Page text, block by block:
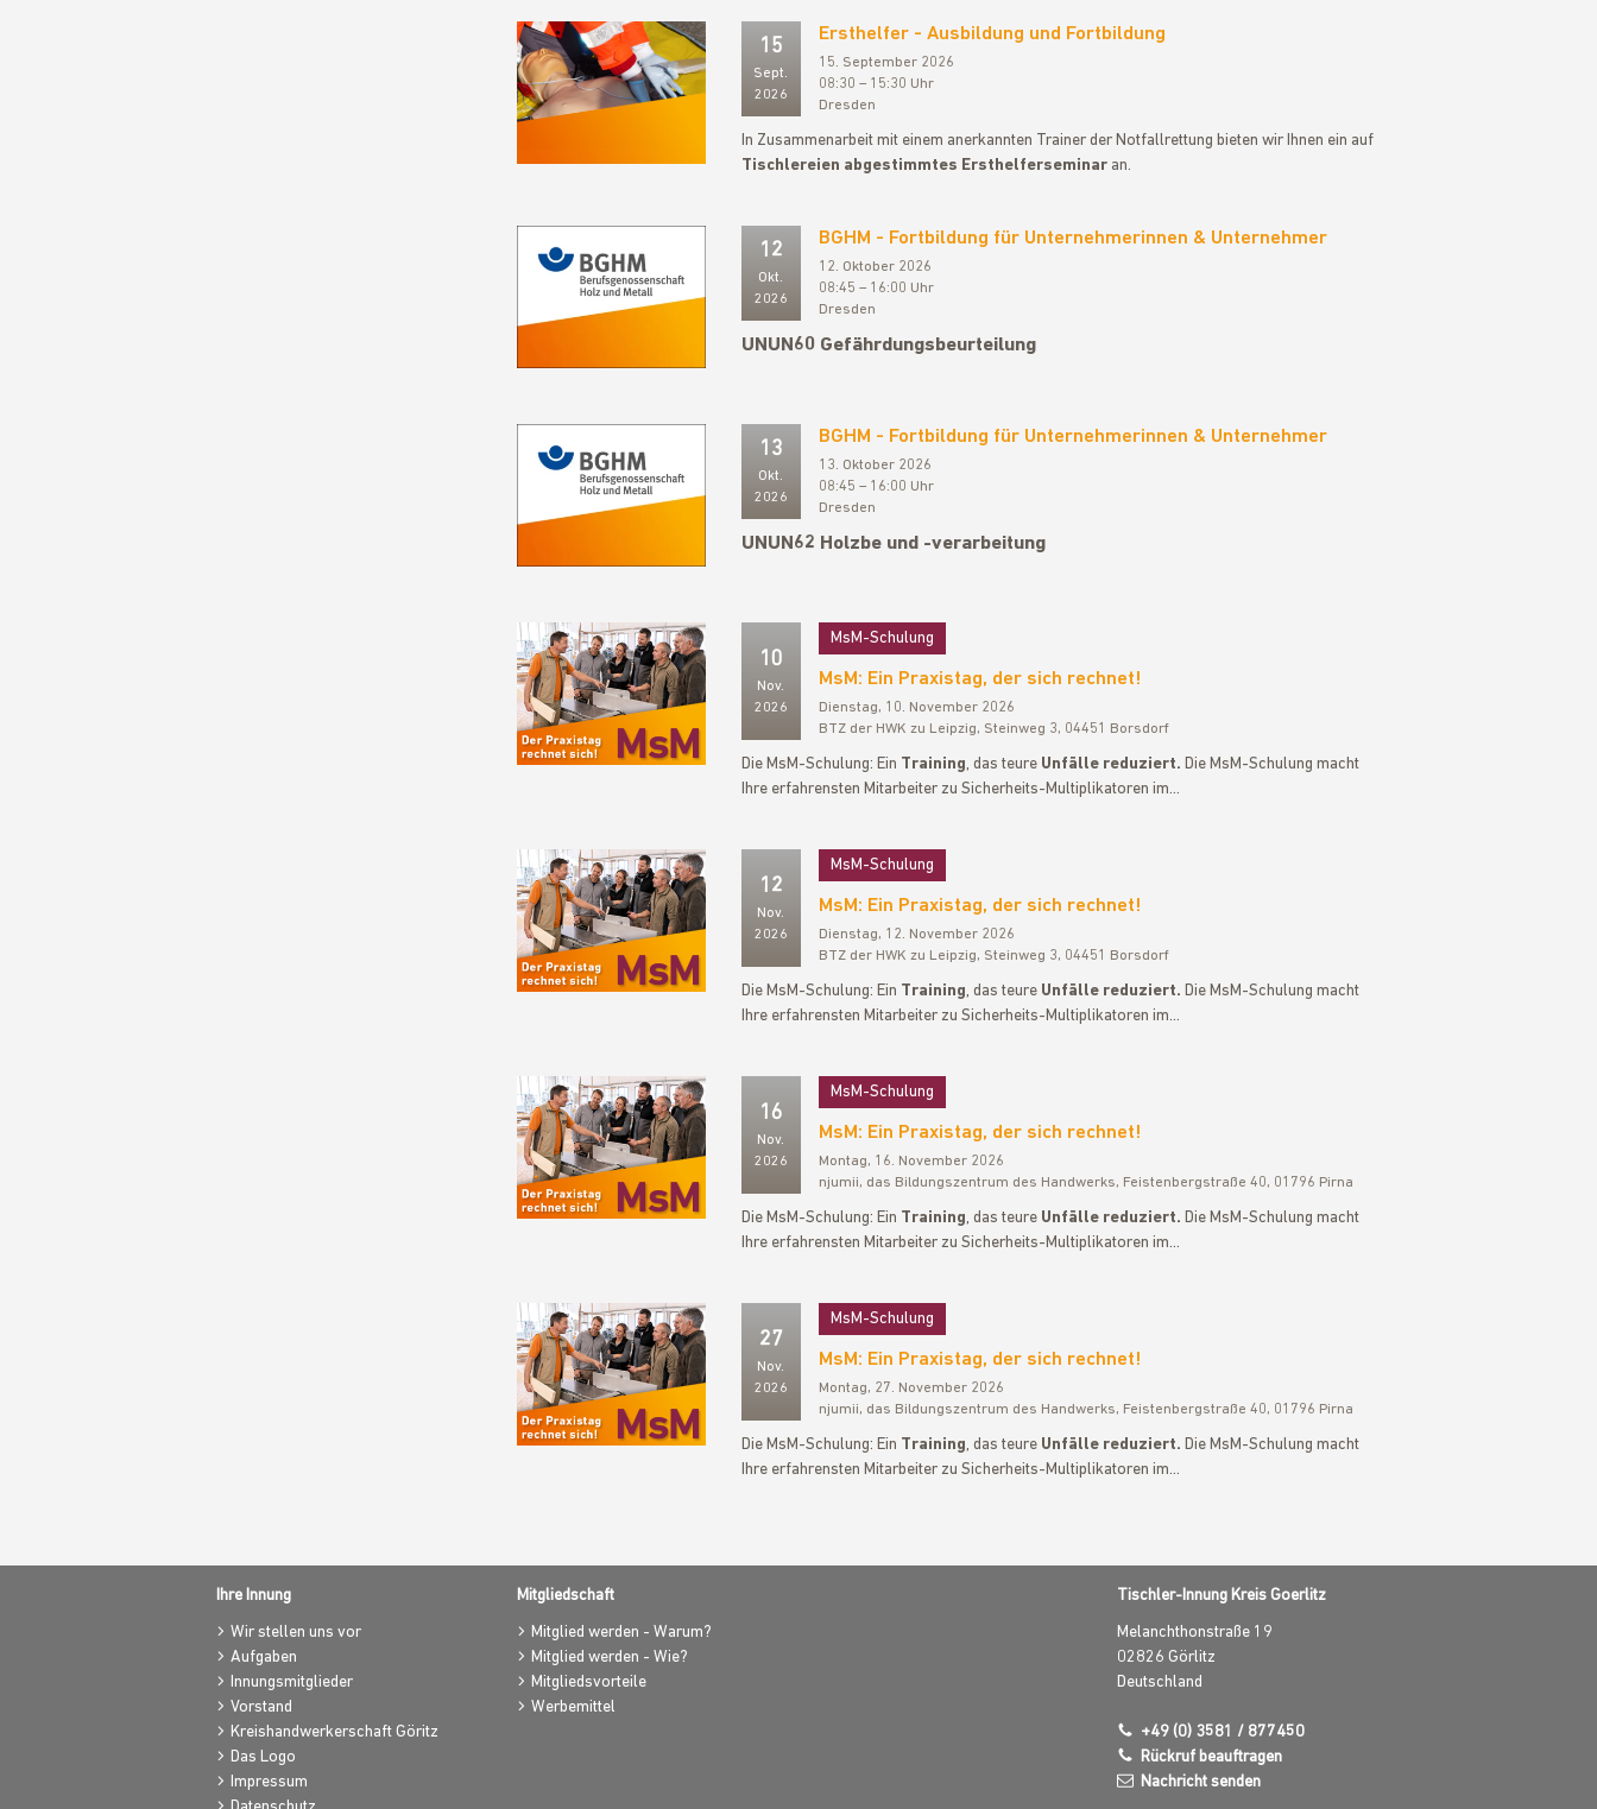
15
Sept.
2026
Ersthelfer - Ausbildung und Fortbildung
15. September 2026
08:30 – 15:30 Uhr
Dresden
In Zusammenarbeit mit einem anerkannten Trainer der Notfallrettung bieten wir Ihnen ein auf
Tischlereien abgestimmtes Ersthelferseminaran.
12
Okt.
2026
BGHM - Fortbildung für Unternehmerinnen & Unternehmer
12. Oktober 2026
08:45 – 16:00 Uhr
Dresden
UNUN60 Gefährdungsbeurteilung
13
Okt.
2026
BGHM - Fortbildung für Unternehmerinnen & Unternehmer
13. Oktober 2026
08:45 – 16:00 Uhr
Dresden
UNUN62 Holzbe und -verarbeitung
10
Nov.
2026
MsM-Schulung
MsM: Ein Praxistag, der sich rechnet!
Dienstag, 10. November 2026
BTZ der HWK zu Leipzig, Steinweg 3, 04451 Borsdorf
Die MsM-Schulung: Ein Training, das teure Unfälle reduziert. Die MsM-Schulung macht
Ihre erfahrensten Mitarbeiter zu Sicherheits-Multiplikatoren im…
12
Nov.
2026
MsM-Schulung
MsM: Ein Praxistag, der sich rechnet!
Dienstag, 12. November 2026
BTZ der HWK zu Leipzig, Steinweg 3, 04451 Borsdorf
Die MsM-Schulung: Ein Training, das teure Unfälle reduziert. Die MsM-Schulung macht
Ihre erfahrensten Mitarbeiter zu Sicherheits-Multiplikatoren im…
16
Nov.
2026
MsM-Schulung
MsM: Ein Praxistag, der sich rechnet!
Montag, 16. November 2026
njumii, das Bildungszentrum des Handwerks, Feistenbergstraße 40, 01796 Pirna
Die MsM-Schulung: Ein Training, das teure Unfälle reduziert. Die MsM-Schulung macht
Ihre erfahrensten Mitarbeiter zu Sicherheits-Multiplikatoren im…
27
Nov.
2026
MsM-Schulung
MsM: Ein Praxistag, der sich rechnet!
Montag, 27. November 2026
njumii, das Bildungszentrum des Handwerks, Feistenbergstraße 40, 01796 Pirna
Die MsM-Schulung: Ein Training, das teure Unfälle reduziert. Die MsM-Schulung macht
Ihre erfahrensten Mitarbeiter zu Sicherheits-Multiplikatoren im…
Ihre Innung
Wir stellen uns vor
Aufgaben
Innungsmitglieder
Vorstand
Kreishandwerkerschaft Göritz
Das Logo
Impressum
Mitgliedschaft
Mitglied werden - Warum?
Mitglied werden - Wie?
Mitgliedsvorteile
Werbemittel
Tischler-Innung Kreis Goerlitz
Melanchthonstraße 19
02826 Görlitz
Deutschland
+49 (0) 3581 / 877450
Rückruf beauftragen
Nachricht senden